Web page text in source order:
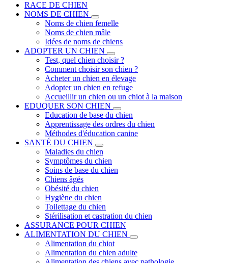
RACE DE CHIEN
NOMS DE CHIEN
Noms de chien femelle
Noms de chien mâle
Idées de noms de chiens
ADOPTER UN CHIEN
Test, quel chien choisir ?
Comment choisir son chien ?
Acheter un chien en élevage
Adopter un chien en refuge
Accueillir un chien ou un chiot à la maison
EDUQUER SON CHIEN
Education de base du chien
Apprentissage des ordres du chien
Méthodes d'éducation canine
SANTÉ DU CHIEN
Maladies du chien
Symptômes du chien
Soins de base du chien
Chiens âgés
Obésité du chien
Hygiène du chien
Toilettage du chien
Stérilisation et castration du chien
ASSURANCE POUR CHIEN
ALIMENTATION DU CHIEN
Alimentation du chiot
Alimentation du chien adulte